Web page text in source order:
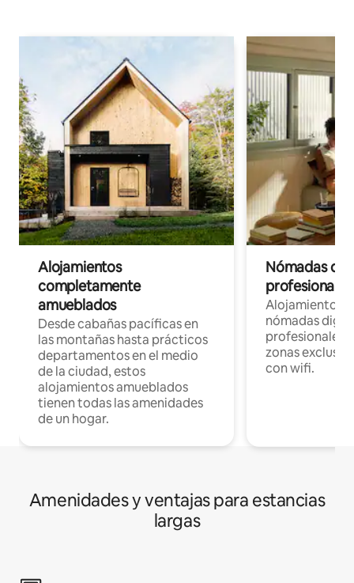
Alojamientos
completamente
amueblados
Desde cabañas pacíficas en
las montañas hasta prácticos
departamentos en el medio
de la ciudad, estos
alojamientos amueblados
tienen todas las amenidades
de un hogar.
Nómadas
Alojamientos
nómadas
profesionales
zonas
con wifi.
Amenidades y ventajas para estancias
largas